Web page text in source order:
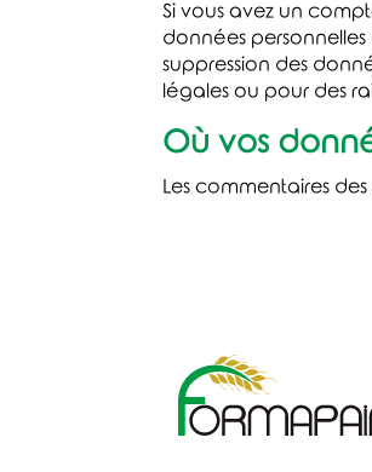
Si vous avez un
données
suppression des
légales ou pour des
Où vos
Les commentaires